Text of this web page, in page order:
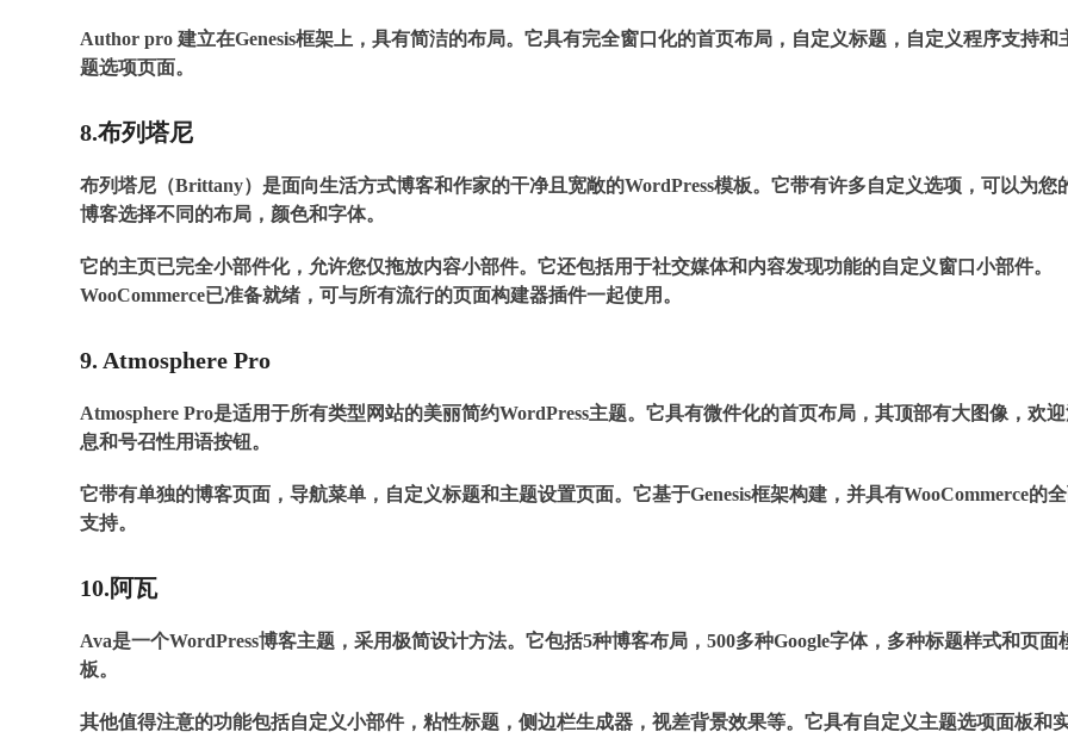
Author pro 建立在Genesis框架上，具有简洁的布局。它具有完全窗口化的首页布局，自定义标题，自定义程序支持和
题选项页面。
8.布列塔尼
布列塔尼（Brittany）是面向生活方式博客和作家的干净且宽敞的WordPress模板。它带有许多自定义选项，可以为您
博客选择不同的布局，颜色和字体。
它的主页已完全小部件化，允许您仅拖放内容小部件。它还包括用于社交媒体和内容发现功能的自定义窗口小部件。
WooCommerce已准备就绪，可与所有流行的页面构建器插件一起使用。
9. Atmosphere Pro
Atmosphere Pro是适用于所有类型网站的美丽简约WordPress主题。它具有微件化的首页布局，其顶部有大图像，欢
息和号召性用语按钮。
它带有单独的博客页面，导航菜单，自定义标题和主题设置页面。它基于Genesis框架构建，并具有WooCommerce的
支持。
10.阿瓦
Ava是一个WordPress博客主题，采用极简设计方法。它包括5种博客布局，500多种Google字体，多种标题样式和页面
板。
其他值得注意的功能包括自定义小部件，粘性标题，侧边栏生成器，视差背景效果等。它具有自定义主题选项面板和